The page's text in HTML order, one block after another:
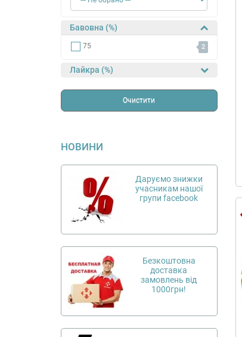
Бавовна (%)
75 2
Лайкра (%)
Очистити
НОВИНИ
Даруємо знижки
учасникам нашої
групи facebook
Безкоштовна
доставка
замовлень від
1000грн!